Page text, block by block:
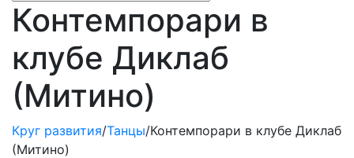
Контемпорари в
клубе Диклаб
(Митино)
Круг развития/Танцы/Контемпорари в клубе Диклаб
(Митино)